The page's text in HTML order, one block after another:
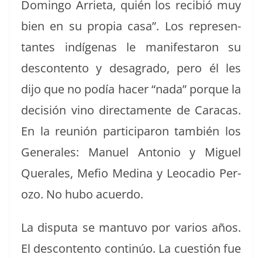
Domin­go Arri­eta, quién los recibió muy
bien en su propia casa”. Los rep­re­sen­
tantes indí­ge­nas le man­i­fes­taron su
descon­tento y desagra­do, pero él les
dijo que no podía hac­er “nada” porque la
decisión vino direc­ta­mente de Cara­cas.
En la reunión par­tic­i­paron tam­bién los
Gen­erales: Manuel Anto­nio y Miguel
Querales, Mefio Med­i­na y Leo­ca­dio Per­
o­zo. No hubo acuerdo.
La dis­pu­ta se man­tu­vo por var­ios años.
El descon­tento con­tinúo. La cuestión fue